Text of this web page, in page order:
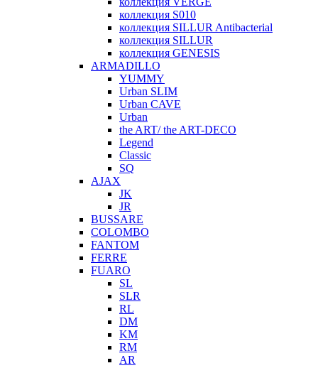
коллекция S010
коллекция SILLUR Antibacterial
коллекция SILLUR
коллекция GENESIS
ARMADILLO
YUMMY
Urban SLIM
Urban CAVE
Urban
the ART/ the ART-DECO
Legend
Classic
SQ
AJAX
JK
JR
BUSSARE
COLOMBO
FANTOM
FERRE
FUARO
SL
SLR
RL
DM
KM
RM
AR